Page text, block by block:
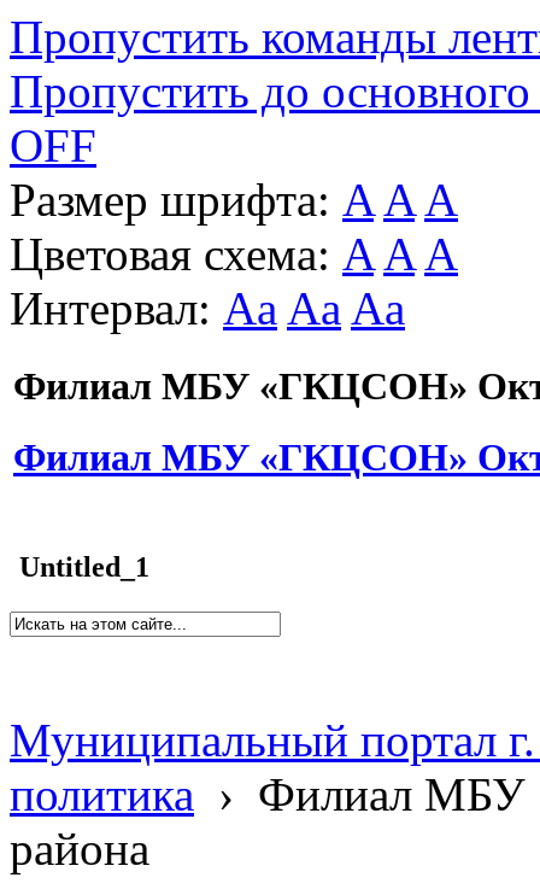
Пропустить команды
Пропустить до основного
OFF
Размер шрифта: A A A
Цветовая схема: A A A
Интервал: Aa Aa Aa
Филиал МБУ «ГКЦСОН»
Филиал МБУ «ГКЦСОН»
Untitled_1
Муниципальный портал
политика › Филиал МБУ
района